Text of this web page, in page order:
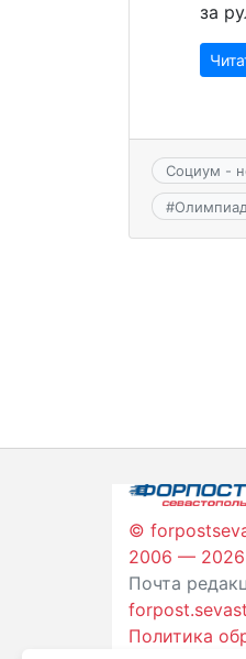
за
Социум -
#
©
2006 — 2026
Почта
Политика